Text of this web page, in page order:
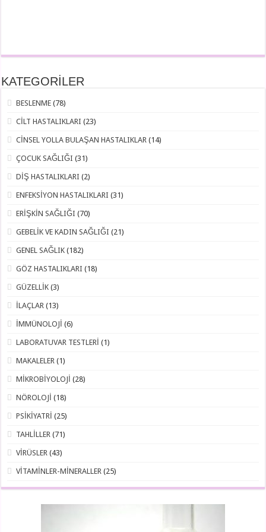
KATEGORİLER
BESLENME (78)
CİLT HASTALIKLARI (23)
CİNSEL YOLLA BULAŞAN HASTALIKLAR (14)
ÇOCUK SAĞLIĞI (31)
DİŞ HASTALIKLARI (2)
ENFEKSİYON HASTALIKLARI (31)
ERİŞKİN SAĞLIĞI (70)
GEBELİK VE KADIN SAĞLIĞI (21)
GENEL SAĞLIK (182)
GÖZ HASTALIKLARI (18)
GÜZELLİK (3)
İLAÇLAR (13)
İMMÜNOLOJİ (6)
LABORATUVAR TESTLERİ (1)
MAKALELER (1)
MİKROBİYOLOJİ (28)
NÖROLOJİ (18)
PSİKİYATRİ (25)
TAHLİLLER (71)
VİRÜSLER (43)
VİTAMİNLER-MİNERALLER (25)